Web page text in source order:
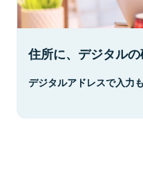
住所に、デジタルの
デジタルアドレスで入力